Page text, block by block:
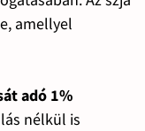
amellyel
adó 1%
nélkül is